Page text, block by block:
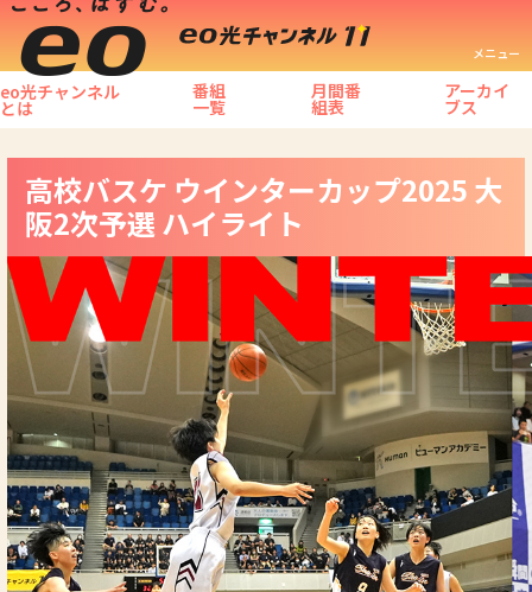
メニュー
eo光チャンネル
とは
番組
一覧
月間番
組表
アーカイ
ブス
高校バスケ ウインターカップ2025 大
阪2次予選 ハイライト